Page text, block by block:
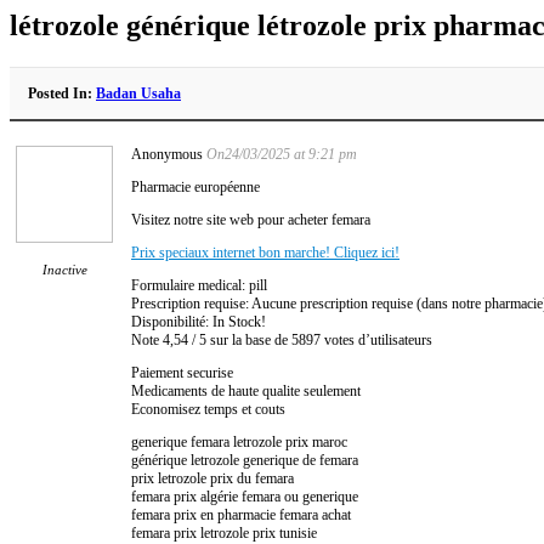
létrozole générique létrozole prix
Posted In: Badan Usaha
Inactive
Anonymous On24/03/2025 at 9:21 pm
Pharmacie européenne
Visitez notre site web pour acheter femara
Prix speciaux internet bon marche! Cliquez ici!
Formulaire medical: pill
Prescription requise: Aucune prescription requise (dans notre
Disponibilité: In Stock!
Note 4,54 / 5 sur la base de 5897 votes d’utilisateurs
Paiement securise
Medicaments de haute qualite seulement
Economisez temps et couts
generique femara letrozole prix maroc
générique letrozole generique de femara
prix letrozole prix du femara
femara prix algérie femara ou generique
femara prix en pharmacie femara achat
femara prix letrozole prix tunisie